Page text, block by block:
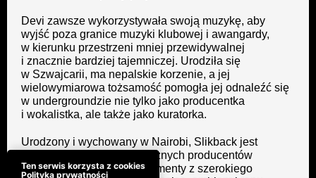
Devi zawsze wykorzystywała swoją muzykę, aby
wyjść poza granice muzyki klubowej i awangardy,
w kierunku przestrzeni mniej przewidywalnej
i znacznie bardziej tajemniczej. Urodziła się
w Szwajcarii, ma nepalskie korzenie, a jej
wielowymiarowa tożsamość pomogła jej odnaleźć się
w undergroundzie nie tylko jako producentka
i wokalistka, ale także jako kuratorka.
Urodzony i wychowany w Nairobi, Slikback jest
jednym z najbardziej odważnych producentów
na świecie, czerpiącym elementy z szerokiego
Ten serwis korzysta z cookies
Polityka prywatności